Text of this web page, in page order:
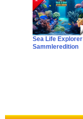
Sea Life Explorer
Sammleredition